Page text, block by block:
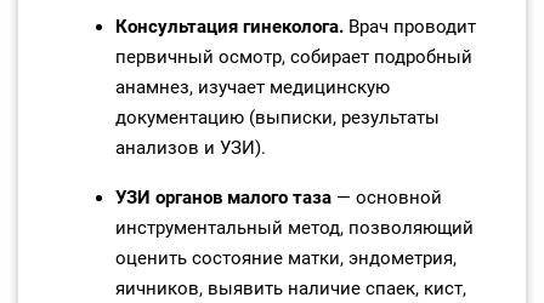
Консультация гинеколога. Врач проводит
первичный осмотр, собирает подробный
анамнез, изучает медицинскую
документацию (выписки, результаты
анализов и УЗИ).
УЗИ органов малого таза — основной
инструментальный метод, позволяющий
оценить состояние матки, эндометрия,
яичников, выявить наличие спаек, кист,